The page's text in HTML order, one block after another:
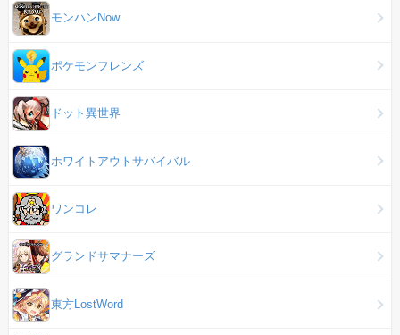
モンハンNow
ポケモンフレンズ
ドット異世界
ホワイトアウトサバイバル
ワンコレ
グランドサマナーズ
東方LostWord